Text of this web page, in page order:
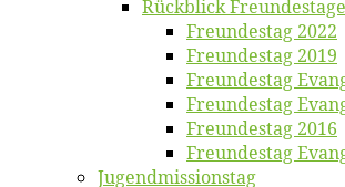
Rück­blick Freundestage
Freun­des­tag 2022
Freun­des­tag 2019
Freun­des­tag
Freun­des­tag
Freun­des­tag 2016
Freun­des­tag
Jugend­mis­sions­tag